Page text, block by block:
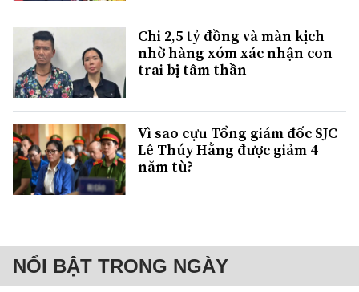
Chi 2,5 tỷ đồng và màn kịch
nhờ hàng xóm xác nhận con
trai bị tâm thần
Vì sao cựu Tổng giám đốc SJC
Lê Thúy Hằng được giảm 4
năm tù?
NỔI BẬT TRONG NGÀY